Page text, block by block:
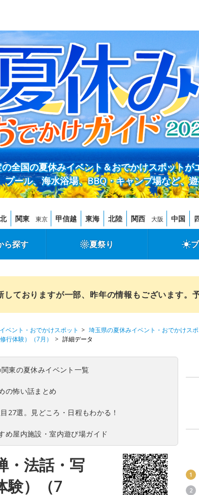
全国の夏休みイベント＆おでかけスポットが
プール、海水浴場、BBQ・キャンプ場など、
関東 東京 甲信越 東海 北陸 関西 大阪 中国
ら探す 夏祭り
ておりますが一部、昨年の情報もございます。
ベント・おでかけスポット 埼玉県の夏休みイベント・おでかけスポ
行体験）（7月）
詳細データ
東の夏休みイベント一覧
の怖い話まとめ
27選。見どころ・日程もわかる！
め屋内施設・室内遊び場ガイド
・法話・写
験）（7
1
2